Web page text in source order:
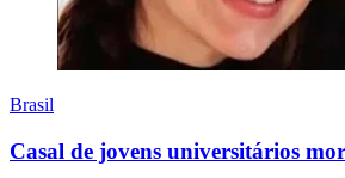
Brasil
Casal de jovens universitários